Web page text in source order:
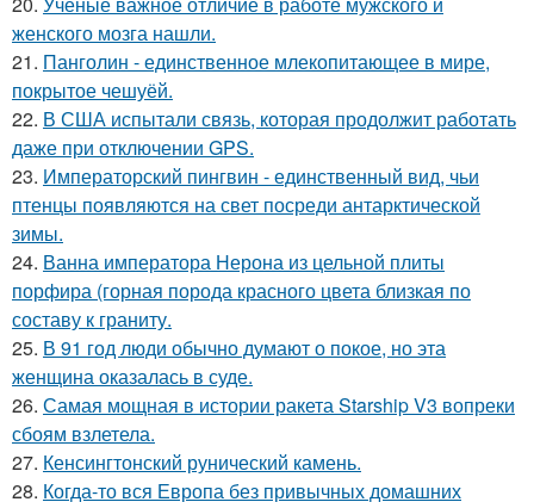
женского мозга нашли.
21. Панголин - единственное млекопитающее в мире,
покрытое чешуёй.
22. В США испытали связь, которая продолжит работать
даже при отключении GPS.
23. Императорский пингвин - единственный вид, чьи
птенцы появляются на свет посреди антарктической
зимы.
24. Ванна императора Нерона из цельной плиты
порфира (горная порода красного цвета близкая по
составу к граниту.
25. В 91 год люди обычно думают о покое, но эта
женщина оказалась в суде.
26. Самая мощная в истории ракета Starship V3 вопреки
сбоям взлетела.
27. Кенсингтонский рунический камень.
28. Когда-то вся Европа без привычных домашних